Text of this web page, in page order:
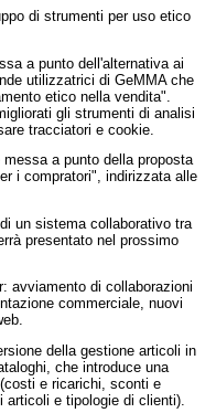
di strumenti per uso etico
a punto dell'alternativa ai
utilizzatrici di GeMMA che
etico nella vendita".
gli strumenti di analisi
tracciatori e cookie.
a punto della proposta
i compratori", indirizzata alle
un sistema collaborativo tra
presentato nel prossimo
avviamento di collaborazioni
commerciale, nuovi
della gestione articoli in
che introduce una
e ricarichi, sconti e
e tipologie di clienti).